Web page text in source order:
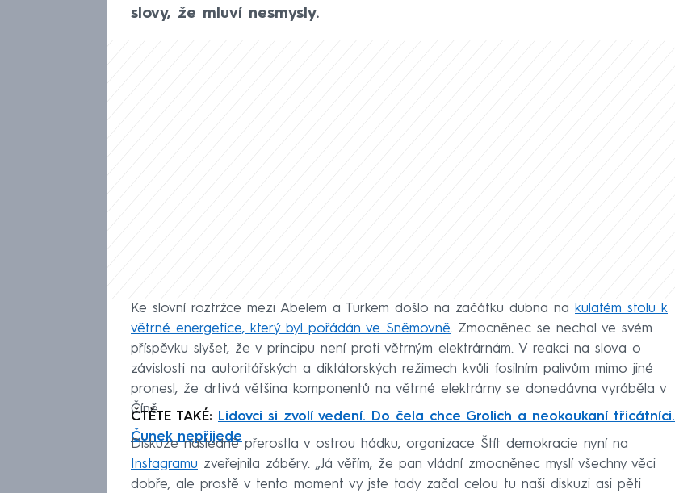
slovy, že mluví nesmysly.
Ke slovní roztržce mezi Abelem a Turkem došlo na začátku dubna na kulatém stolu k
větrné energetice, který byl pořádán ve Sněmovně. Zmocněnec se nechal ve svém
příspěvku slyšet, že v principu není proti větrným elektrárnám. V reakci na slova o
závislosti na autoritářských a diktátorských režimech kvůli fosilním palivům mimo jiné
pronesl, že drtivá většina komponentů na větrné elektrárny se donedávna vyráběla v
Číně.
ČTĚTE TAKÉ:
Lidovci si zvolí vedení. Do čela chce Grolich a neokoukaní třicátníci.
Čunek nepřijede
Diskuze následně přerostla v ostrou hádku, organizace Štít demokracie nyní na
Instagramu zveřejnila záběry. „Já věřím, že pan vládní zmocněnec myslí všechny věci
dobře, ale prostě v tento moment vy jste tady začal celou tu naši diskuzi asi pěti